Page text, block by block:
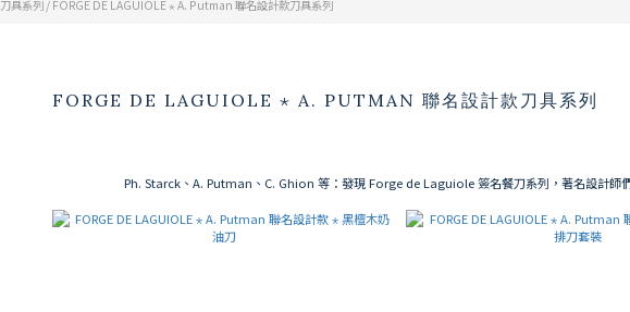
具系列 / FORGE DE LAGUIOLE ⋆ A. Putman 聯名設計款刀具系列
FORGE DE LAGUIOLE ⋆ A. PUTMAN 聯名設計款刀具系列
Ph. Starck、A. Putman、C. Ghion 等：發現 Forge de Laguiole 簽名餐刀系列，著名設計師